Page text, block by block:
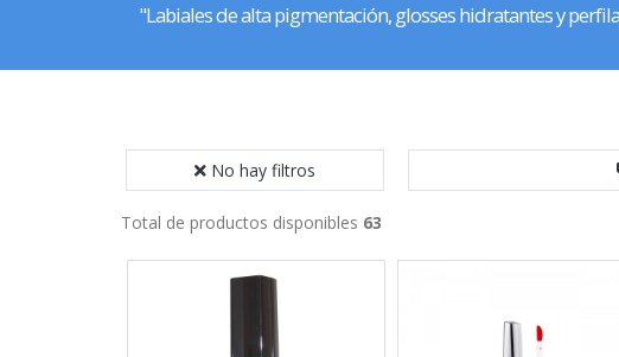
"Labiales de alta pigmentación, glosses hidratantes y
No hay filtros
Total de productos disponibles 63